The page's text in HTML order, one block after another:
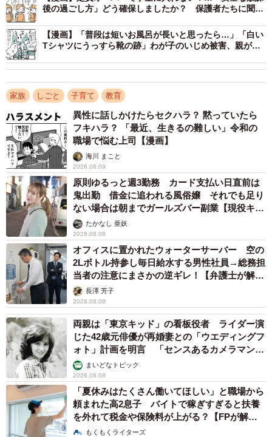
した」と回答。また、37.9％の人が「子どもの小学校入学
にあたって、働き方を変えた」と回答しており、そのうち
約4割が「時短勤務に変更」（27.4%）や「正社員から別の
雇用形態へ変更」（12.4%）など、柔軟な働き方を求めて
就労形態を見直していることが明らかになりました。
また、全体の57.3%の人が「子どもの小学校入学によって
子育ての負担や悩みが増えた」と回答。子育ての負担が増
えた理由としては、「子どもの勉強サポート」
（76.6%）、「夏休みなどの長期休みのケア」（73.1%）な
ど、保育園時代には経験が少なかった悩みが上位に挙げら
れており、家事・子育てに費やす時間が増えたことで、
「イライラする、ストレスを感じるようになった」
（66.7%）、「自分の体調不良が起きた」（26.5%）といっ
た心身の不調を感じるケースも見受けられました。
5/7
働きながら子育てするのが大変だと思うことはありますか？／働く意義
（提供画像）
後の過ごし方」どう確保しましたか？ 保護者たちに聞い
【漫画】「普段は短いお風呂が長いと思ったら…」「白い
Tシャツにうっすら靴の跡」わが子のいじめ被害、親が気
家族 しごと 子育て 教育
異性に話しかけたらセクハラ？ 黙っていたら
フキハラ？ 「最近、生きるの難しい」令和の
職場で悩む上司【漫画】
海川 まこと
2026.08.09
原則ゆるっと週3勤務 カード支払い日直前は
鬼出勤 借金に追われる風俗嬢 それでも足り
ない場合は朝までガールズバー副業【現役キャ
ストに取材】
たかなし 亜妖
2026.08.08
オフィスに置かれたウォーターサーバー 空の
2Lボトル持参し毎日給水する男性社員→総務担
当者の注意にまさかの逆ギレ！【弁護士が解
説】長澤 芳子
2026.08.08
両親は「東京キッド」の看板役者 ライダー演
じた42歳元俳優が再婚妻との「ウエディングフ
ォト」計画を明言 「センスあるカメラマン求
む」まいどなトピック
2026.08.08
「夏休みはたくさん働いてほしい」と職場から
頼まれた高2息子 バイトで稼ぎすぎると扶養
を外れて税金や保険料が上がる？【FPが解
説】もくもくライターズ